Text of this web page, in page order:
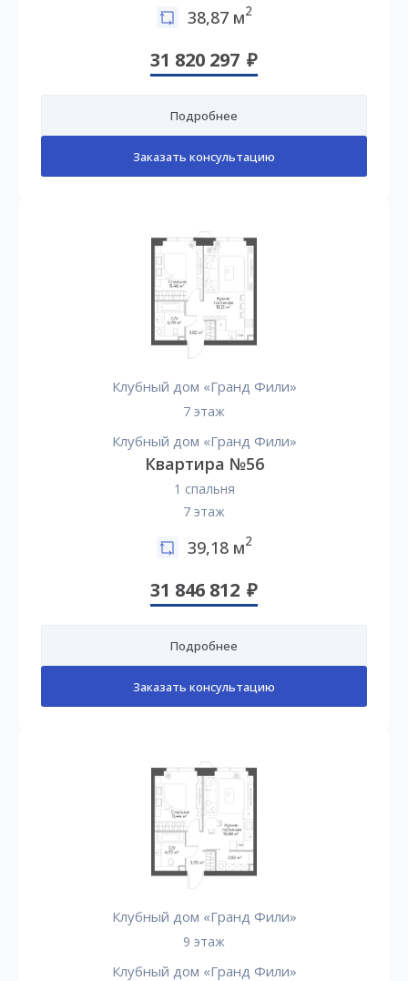
38,87 м2
31 820 297
Подробнее
Заказать консультацию
Клубный дом «Гранд Фили»
7 этаж
Клубный дом «Гранд Фили»
Квартира №56
1 спальня
7 этаж
39,18 м2
31 846 812
Подробнее
Заказать консультацию
Клубный дом «Гранд Фили»
9 этаж
Клубный дом «Гранд Фили»